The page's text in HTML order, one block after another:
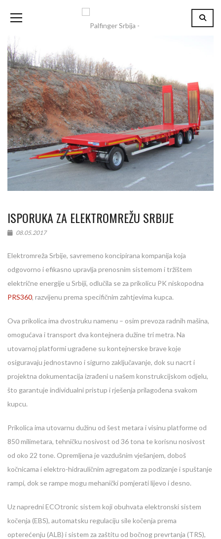
ISPORUKA ZA ELEKTROMREŽU SRBIJE
08.05.2017
Elektromreža Srbije, savremeno koncipirana kompanija koja
odgovorno i efikasno upravlja prenosnim sistemom i tržištem
električne energije u Srbiji, odlučila se za prikolicu PK niskopodna
PRS360, razvijenu prema specifičnim zahtjevima kupca.
Ova prikolica ima dvostruku namenu – osim prevoza radnih mašina,
omogućava i transport dva kontejnera dužine tri metra. Na
utovarnoj platformi ugrađene su kontejnerske brave koje
osiguravaju jednostavno i sigurno zaključavanje, dok su nacrt i
projektna dokumentacija izrađeni u našem konstrukcijskom odjelu,
što garantuje individualni pristup i rješenja prilagođena svakom
kupcu.
Prikolica ima utovarnu dužinu od šest metara i visinu platforme od
850 milimetara, tehničku nosivost od 36 tona te korisnu nosivost
od oko 22 tone. Opremljena je vazdušnim vješanjem, doboš
kočnicama i elektro-hidrauličnim agregatom za podizanje i spuštanje
rampi, dok se rampe mogu mehanički pomjerati lijevo i desno.
Uz napredni ECOtronic sistem koji obuhvata elektronski sistem
kočenja (EBS), automatsku regulaciju sile kočenja prema
opterećenju (ALB) i sistem za zaštitu od bočnog prevrtanja (TRS),